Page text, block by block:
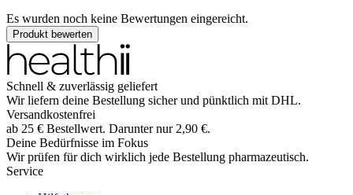
Es wurden noch keine Bewertungen eingereicht.
Produkt bewerten
Schnell & zuverlässig geliefert
Wir liefern deine Bestellung sicher und pünktlich mit DHL.
Versandkostenfrei
ab 25 € Bestellwert. Darunter nur 2,90 €.
Deine Bedürfnisse im Fokus
Wir prüfen für dich wirklich jede Bestellung pharmazeutisch.
Service